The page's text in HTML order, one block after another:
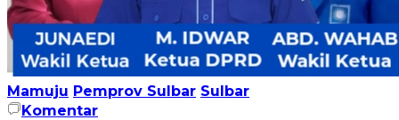
Mamuju Pemprov Sulbar Sulbar
Komentar